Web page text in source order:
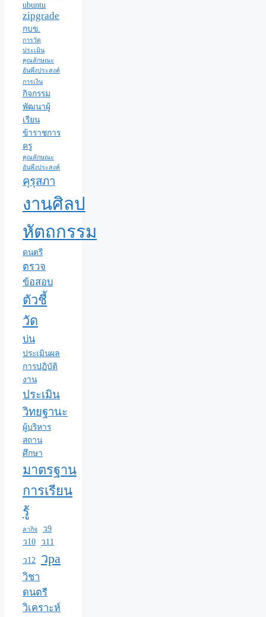
ubuntu
zipgrade
กบข.
การวัด
ประเมิน
คุณลักษณะ
อันพึงประสงค์
การเงิน
กิจกรรม
พัฒนาผู้
เรียน
ข้าราชการ
ครู
คุณลักษณะ
อันพึงประสงค์
คุรุสภา
งานศิลป
หัตถกรรม
ดนตรี
ตรวจ
ข้อสอบ
ตัวชี้
วัด
บ่น
ประเมินผล
การปฏิบัติ
งาน
ประเมิน
วิทยฐานะ
ผู้บริหาร
สถาน
ศึกษา
มาตรฐาน
การเรียน
รู้
ลากิจ
ว9
ว10 ว11
ว12 วpa
วิชา
ดนตรี
วิเคราะห์